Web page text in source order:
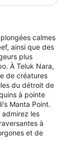
idéal
calmes
ainsi que des
plus
À Teluk Nara,
de créatures
du détroit de
à pointe
Manta Point.
admirez les
à
et de